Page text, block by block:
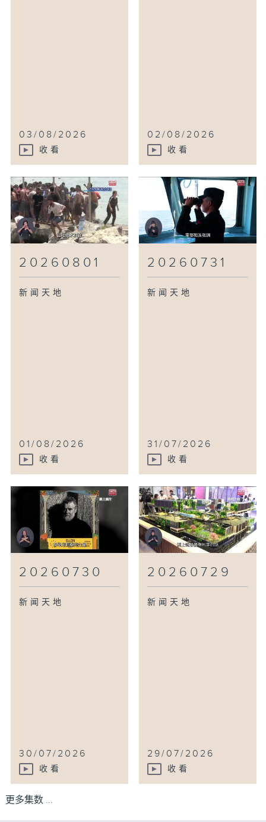
03/08/2026
收看
02/08/2026
收看
20260801
新闻天地
01/08/2026
收看
20260731
新闻天地
31/07/2026
收看
20260730
新闻天地
30/07/2026
收看
20260729
新闻天地
29/07/2026
收看
更多集数 ...